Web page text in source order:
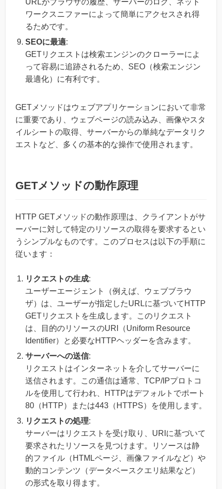
ワークスニファーによって簡単にアクセスされ得
るためです。
SEOに最適:
GETリクエストは検索エンジンのクローラーによ
って容易に追跡されるため、SEO（検索エンジン
最適化）に有利です。
GETメソッドはウェブアプリケーションにおいて非常
に重要であり、ウェブページの読み込み、画像やスタ
イルシートの取得、サーバーからの単純なデータリク
エストなど、多くの基本的な操作で使用されます。
GETメソッドの動作原理
HTTP GETメソッドの動作原理は、クライアントがサ
ーバーに対して特定のリソースの取得を要求するとい
うシンプルなものです。このプロセスは以下の手順に
従います：
リクエストの生成:
ユーザーエージェント（例えば、ウェブブラウ
ザ）は、ユーザーが指定したURLに基づいてHTTP
GETリクエストを生成します。このリクエスト
は、目的のリソースのURI（Uniform Resource
Identifier）と必要なHTTPヘッダーを含みます。
サーバーへの送信:
リクエストはインターネットを介してサーバーに
送信されます。この通信は通常、TCP/IPプロトコ
ルを使用して行われ、HTTPはデフォルトでポート
80（HTTP）または443（HTTPS）を使用します。
リクエストの処理:
サーバーはリクエストを受け取り、URIに基づいて
要求されたリソースを見つけます。リソースは静
的ファイル（HTMLページ、画像ファイルなど）や
動的コンテンツ（データベースクエリ結果など）
の形式を取り得ます。